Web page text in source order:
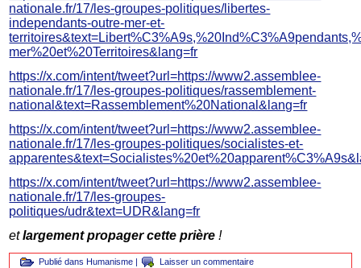
nationale.fr/17/les-groupes-politiques/libertes-
independants-outre-mer-et-
mer%20et%20Territoires&lang=fr
https://x.com/intent/tweet?url=https://www2.assemblee-
nationale.fr/17/les-groupes-politiques/rassemblement-
national&text=Rassemblement%20National&lang=fr
https://x.com/intent/tweet?url=https://www2.assemblee-
nationale.fr/17/les-groupes-politiques/socialistes-et-
https://x.com/intent/tweet?url=https://www2.assemblee-
nationale.fr/17/les-groupes-
politiques/udr&text=UDR&lang=fr
etlargement propager cette prière!
Publié dans Humanisme Laisser un commentaire